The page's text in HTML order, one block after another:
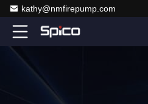
kathy@nmfirepump.com